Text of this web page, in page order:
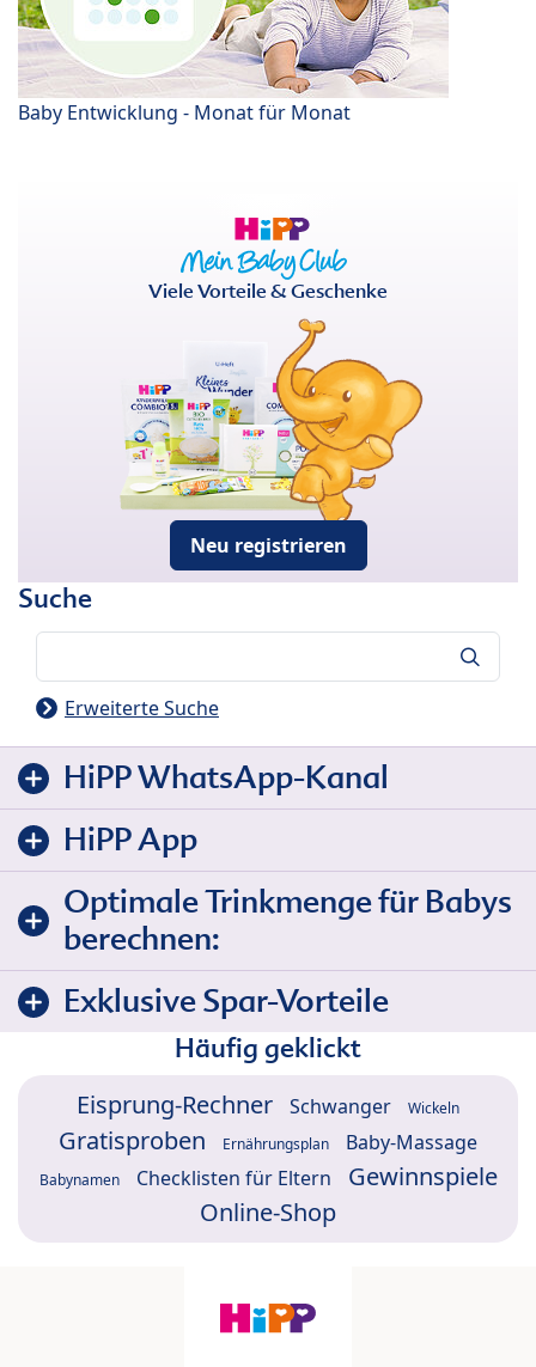
Baby Entwicklung - Monat für Monat
Viele Vorteile & Geschenke
Neu registrieren
Suche
Erweiterte Suche
HiPP WhatsApp-Kanal
HiPP App
Optimale Trinkmenge für Babys
berechnen:
Exklusive Spar-Vorteile
Häufig geklickt
Eisprung-Rechner Schwanger Wickeln
Gratisproben Ernährungsplan Baby-Massage
Babynamen Checklisten für Eltern
Gewinnspiele
Online-Shop